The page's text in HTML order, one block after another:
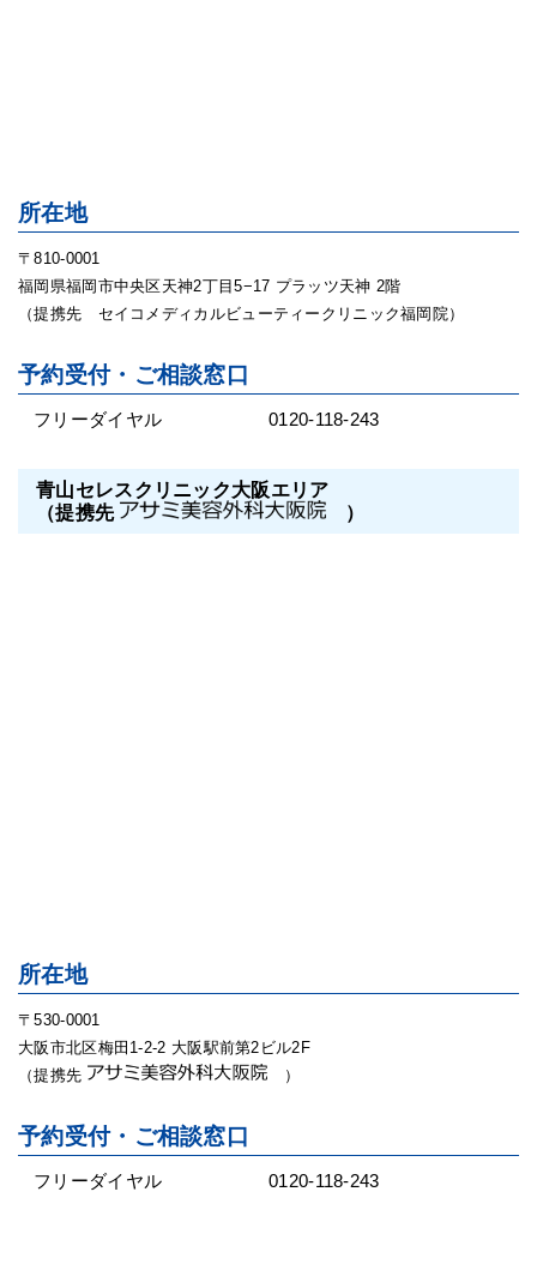
所在地
〒810-0001
福岡県福岡市中央区天神2丁目5−17 プラッツ天神 2階
（提携先 セイコメディカルビューティークリニック福岡院）
予約受付・ご相談窓口
フリーダイヤル 0120-118-243
青山セレスクリニック大阪エリア
（提携先
）
所在地
〒530-0001
大阪市北区梅田1-2-2 大阪駅前第2ビル2F
（提携先
）
予約受付・ご相談窓口
フリーダイヤル 0120-118-243